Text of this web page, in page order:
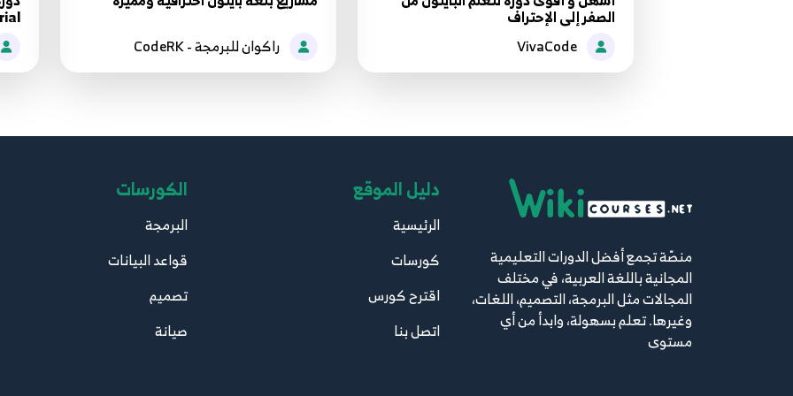
الصفر إلى الإحتراف
راكوان للبرمجة - CodeRK
منصّة تجمع أفضل الدورات التعليمية
المجانية باللغة العربية، في مختلف
المجالات مثل البرمجة، التصميم، اللغات،
وغيرها. تعلم بسهولة، وابدأ من أي
مستوى
دليل الموقع
الرئيسية
كورسات
اقترح كورس
اتصل بنا
الكورسات
البرمجة
قواعد البيانات
تصميم
صيانة